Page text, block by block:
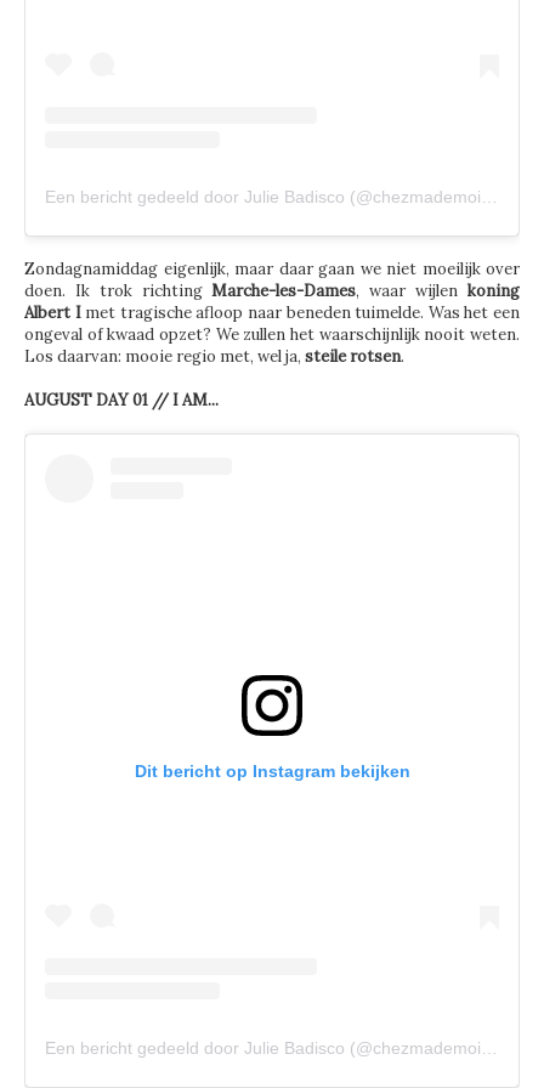
Zondagnamiddag eigenlijk, maar daar gaan we niet moeilijk over
doen. Ik trok richtingMarche-les-Dames, waar wijlenkoning
Albert Imet tragische afloop naar beneden tuimelde. Was het een
ongeval of kwaad opzet? We zullen het waarschijnlijk nooit weten.
Los daarvan: mooie regio met, wel ja, steile rotsen.
AUGUST DAY 01 // I AM...
Dit bericht op Instagram bekijken
Een bericht gedeeld door Julie Badisco (@chezmademoisellejulie)